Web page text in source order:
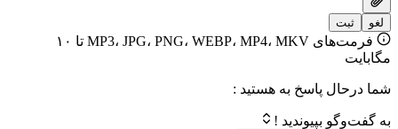
فرمت‌های MP3، JPG، PNG، WEBP، MP4، MKV تا ۱۰
پاسخ به هستید :
!